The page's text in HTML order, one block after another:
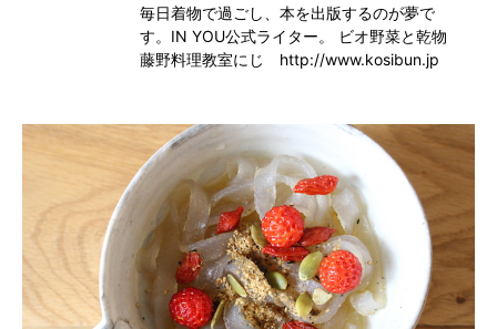
毎日着物で過ごし、本を出版するのが夢で
す。IN YOU公式ライター。 ビオ野菜と乾物
藤野料理教室にじ http://www.kosibun.jp